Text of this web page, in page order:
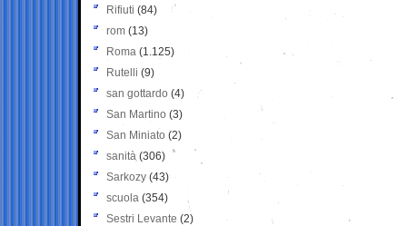
Rifiuti (84)
rom (13)
Roma (1.125)
Rutelli (9)
san gottardo (4)
San Martino (3)
San Miniato (2)
sanità (306)
Sarkozy (43)
scuola (354)
Sestri Levante (2)